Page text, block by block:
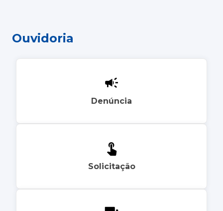
Ouvidoria
Denúncia
Solicitação